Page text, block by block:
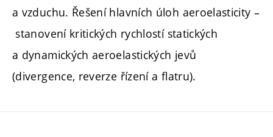
a vzduchu. Řešení hlavních úloh aeroelasticity –
stanovení kritických rychlostí statických
a dynamických aeroelastických jevů
(divergence, reverze řízení a flatru).